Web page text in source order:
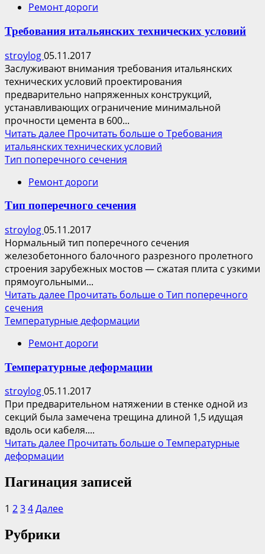
Ремонт дороги
Требования итальянских технических условий
stroylog05.11.2017
Заслуживают внимания требования итальянских
технических условий проектирования
предварительно напряженных конструкций,
устанавливающих ограничение минимальной
прочности цемента в 600...
Читать далее Прочитать больше о Требования
итальянских технических условий
Тип поперечного сечения
Ремонт дороги
Тип поперечного сечения
stroylog05.11.2017
Нормальный тип поперечного сечения
железобетонного балочного разрезного пролетного
строения зарубежных мостов — сжатая плита с узкими
прямоугольными...
Читать далее Прочитать больше о Тип поперечного
сечения
Температурные деформации
Ремонт дороги
Температурные деформации
stroylog05.11.2017
При предварительном натяжении в стенке одной из
секций была замечена трещина длиной 1,5 идущая
вдоль оси кабеля....
Читать далее Прочитать больше о Температурные
деформации
Пагинация записей
1 234Далее
Рубрики